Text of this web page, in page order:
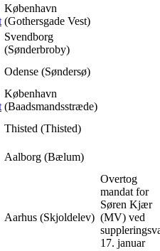
København
(Gothersgade Vest)
Svendborg
(Sønderbroby)
Odense (Søndersø)
København
(Baadsmandsstræde)
Thisted (Thisted)
Aalborg (Bælum)
Aarhus (Skjoldelev)
Overtog
mandat for
Søren Kjær
(MV) ved
17. januar